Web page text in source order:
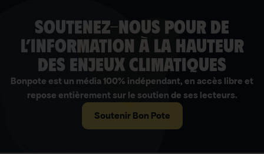
soutenez-nous pour de
l’information à la hauteur
des enjeux climatiques
Bonpote est un média 100% indépendant, en accès libre et
repose entièrement sur le soutien de ses lecteurs.
Soutenir Bon Pote